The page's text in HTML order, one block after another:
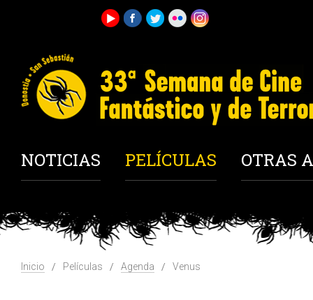
NOTICIAS PELÍCULAS OTRAS
Inicio Películas Agenda Venus